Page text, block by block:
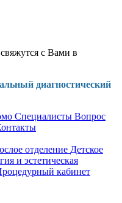
с Вами в
диагностический
Специалисты Вопрос
отделение Детское
и эстетическая
кабинет